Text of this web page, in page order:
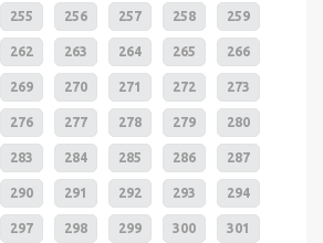
255 256 257 258 259
262 263 264 265 266
269 270 271 272 273
276 277 278 279 280
283 284 285 286 287
290 291 292 293 294
297 298 299 300 301